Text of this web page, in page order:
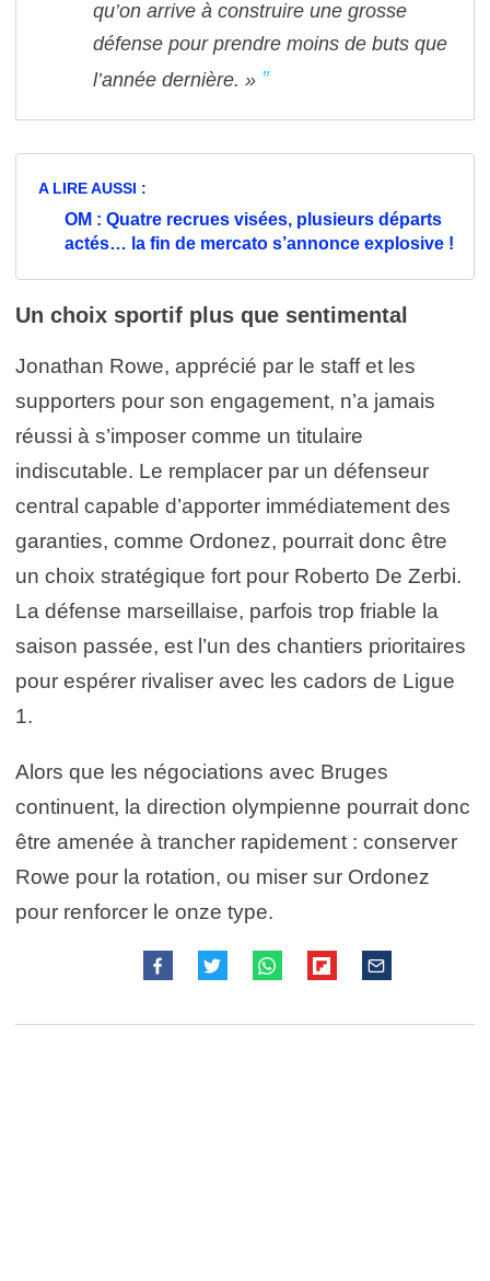
qu’on arrive à construire une grosse
défense pour prendre moins de buts que
l’année dernière. »
A LIRE AUSSI :
OM : Quatre recrues visées, plusieurs départs
actés… la fin de mercato s’annonce explosive !
Un choix sportif plus que sentimental
Jonathan Rowe, apprécié par le staff et les
supporters pour son engagement, n’a jamais
réussi à s’imposer comme un titulaire
indiscutable. Le remplacer par un défenseur
central capable d’apporter immédiatement des
garanties, comme Ordonez, pourrait donc être
un choix stratégique fort pour Roberto De Zerbi.
La défense marseillaise, parfois trop friable la
saison passée, est l’un des chantiers prioritaires
pour espérer rivaliser avec les cadors de Ligue
1.
Alors que les négociations avec Bruges
continuent, la direction olympienne pourrait donc
être amenée à trancher rapidement : conserver
Rowe pour la rotation, ou miser sur Ordonez
pour renforcer le onze type.